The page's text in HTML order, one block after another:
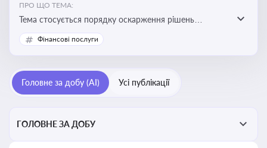
ПРО ЩО ТЕМА:
Тема стосується порядку оскарження рішень
податкових органів, що виникають внаслідок
податкових перевірок, та механізмів захисту прав
Фінансові послуги
Головне за добу (AI) Усі публікації
ГОЛОВНЕ ЗА ДОБУ